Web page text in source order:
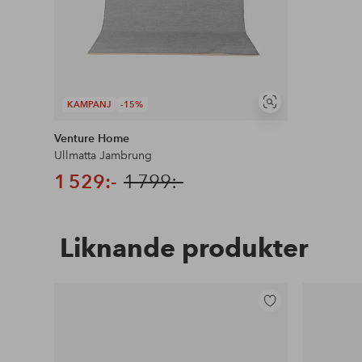
KAMPANJ -15%
Visa
Venture Home
Ullmatta Jambrung
1 529:- 1 799:-
Liknande produkter